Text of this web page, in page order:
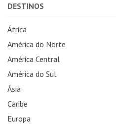
DESTINOS
África
América do Norte
América Central
América do Sul
Ásia
Caribe
Europa